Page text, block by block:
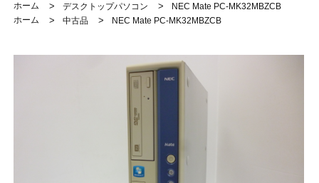
ホーム
> デスクトップパソコン >
NEC Mate PC-MK32MBZCB
ホーム
> 中古品 > NEC Mate PC-MK32MBZCB